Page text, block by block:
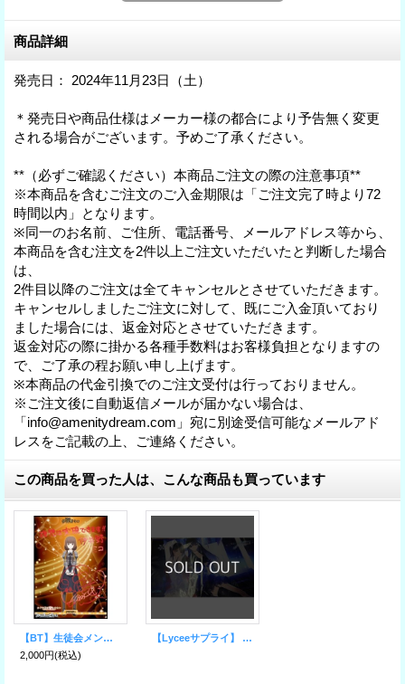
商品詳細
発売日： 2024年11月23日（土）
＊発売日や商品仕様はメーカー様の都合により予告無く変更
される場合がございます。予めご了承ください。
**（必ずご確認ください）本商品ご注文の際の注意事項**
※本商品を含むご注文のご入金期限は「ご注文完了時より72
時間以内」となります。
※同一のお名前、ご住所、電話番号、メールアドレス等から、
本商品を含む注文を2件以上ご注文いただいたと判断した場合
は、
2件目以降のご注文は全てキャンセルとさせていただきます。
キャンセルしましたご注文に対して、既にご入金頂いており
ました場合には、返金対応とさせていただきます。
返金対応の際に掛かる各種手数料はお客様負担となりますの
で、ご了承の程お願い申し上げます。
※本商品の代金引換でのご注文受付は行っておりません。
※ご注文後に自動返信メールが届かない場合は、
「info@amenitydream.com」宛に別途受信可能なメールアド
レスをご記載の上、ご連絡ください。
この商品を買った人は、こんな商品も買っています
【BT】生徒会メンバー / 伊井野ミコ
2,000円(税込)
【Lyceeサプライ】 特製ラバーマット WHITE ALBUM2 小木曽 雪菜 冬馬 かずさ